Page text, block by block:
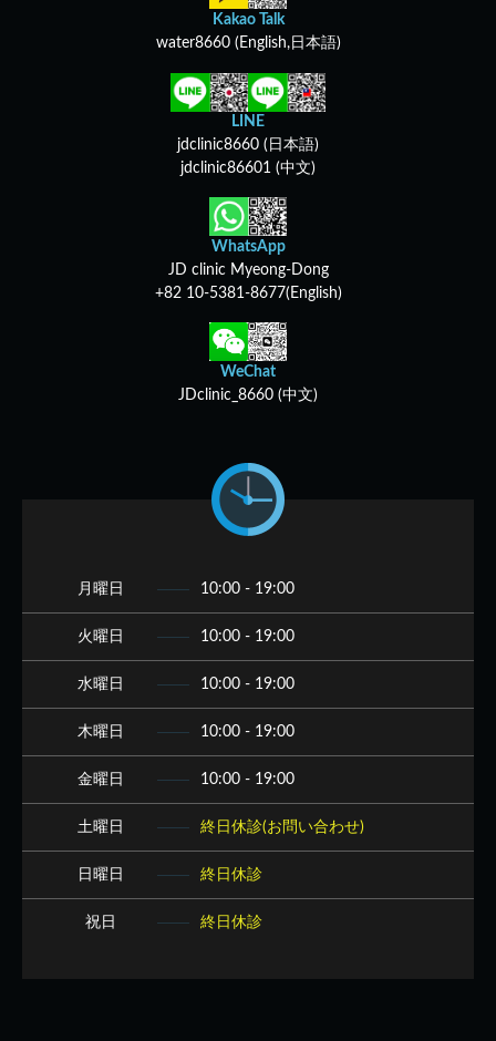
Kakao Talk
water8660 (English,日本語)
LINE
jdclinic8660 (日本語)
jdclinic86601 (中文)
WhatsApp
JD clinic Myeong-Dong
+82 10-5381-8677(English)
WeChat
JDclinic_8660 (中文)
月曜日 10:00 - 19:00
火曜日 10:00 - 19:00
水曜日 10:00 - 19:00
木曜日 10:00 - 19:00
金曜日 10:00 - 19:00
土曜日 終日休診(お問い合わせ)
日曜日 終日休診
祝日 終日休診